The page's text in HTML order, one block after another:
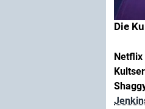
Die
Netflix